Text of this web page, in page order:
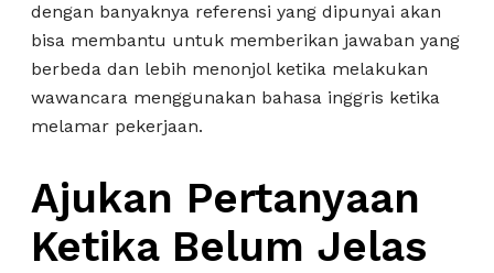
dengan banyaknya referensi yang dipunyai akan
bisa membantu untuk memberikan jawaban yang
berbeda dan lebih menonjol ketika melakukan
wawancara menggunakan bahasa inggris ketika
melamar pekerjaan.
Ajukan Pertanyaan
Ketika Belum Jelas